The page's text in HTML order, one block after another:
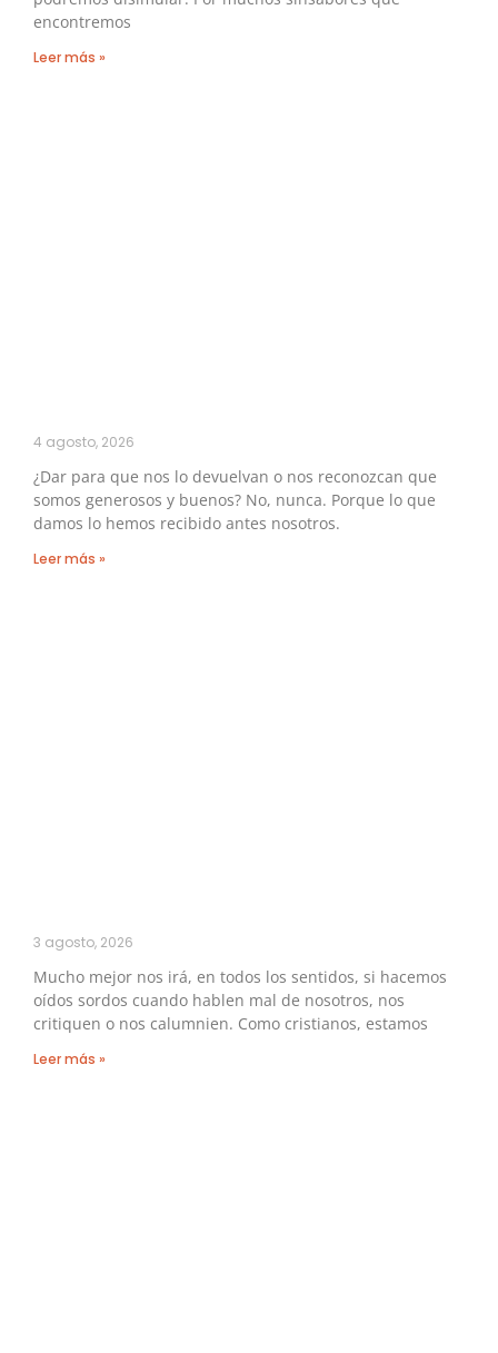
encontremos
Leer más »
4 agosto, 2026
¿Dar para que nos lo devuelvan o nos reconozcan que
somos generosos y buenos? No, nunca. Porque lo que
damos lo hemos recibido antes nosotros.
Leer más »
3 agosto, 2026
Mucho mejor nos irá, en todos los sentidos, si hacemos
oídos sordos cuando hablen mal de nosotros, nos
critiquen o nos calumnien. Como cristianos, estamos
Leer más »